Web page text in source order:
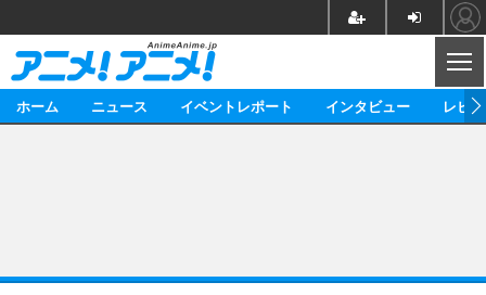
ホーム ニュース イベントレポート インタビュー レビ